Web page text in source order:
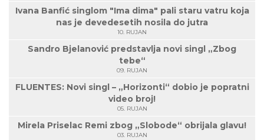
Ivana Banfić singlom "Ima dima" pali staru vatru koja
nas je devedesetih nosila do jutra
10. RUJAN
Sandro Bjelanović predstavlja novi singl „Zbog
tebe“
09. RUJAN
FLUENTES: Novi singl – „Horizonti“ dobio je popratni
video broj!
05. RUJAN
Mirela Priselac Remi zbog „Slobode“ obrijala glavu!
03. RUJAN